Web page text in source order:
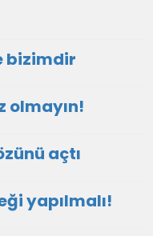
bizimdir
olmayın!
açtı
yapılmalı!